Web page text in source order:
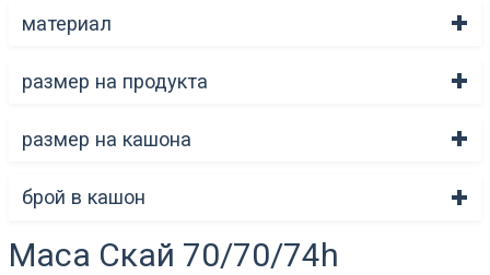
материал
размер на продукта
размер на кашона
брой в кашон
Маса Скай 70/70/74h